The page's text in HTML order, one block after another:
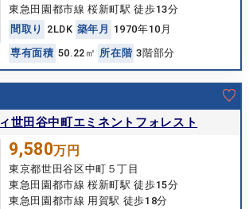
東急田園都市線 桜新町駅 徒歩13分
間 取 り 2LDK 築年 月
1970年10月
専有面積 50.22㎡ 所在 階 3階部分
世田谷中町エミネントフォレスト
9,580万円
東京都世田谷区中町５丁目
東急田園都市線 桜新町駅 徒歩15分
東急田園都市線 用賀駅 徒歩18分